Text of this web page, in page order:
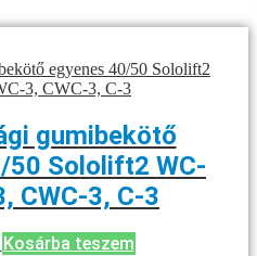
gumibekötő
50 Sololift2 WC-
CWC-3, C-3
Kosárba teszem